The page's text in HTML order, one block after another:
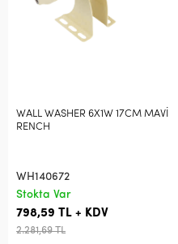
WALL WASHER 6X1W 17CM MAVİ
RENCH
WH140672
Stokta Var
798,59 TL + KDV
2.281,69 TL